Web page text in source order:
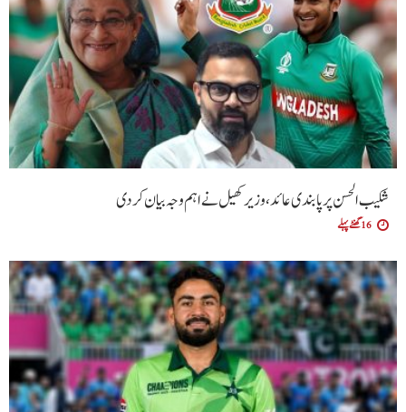
شکیب الحسن پر پابندی عائد، وزیر کھیل نے اہم وجہ بیان کر دی
16 گھنٹے پہلے